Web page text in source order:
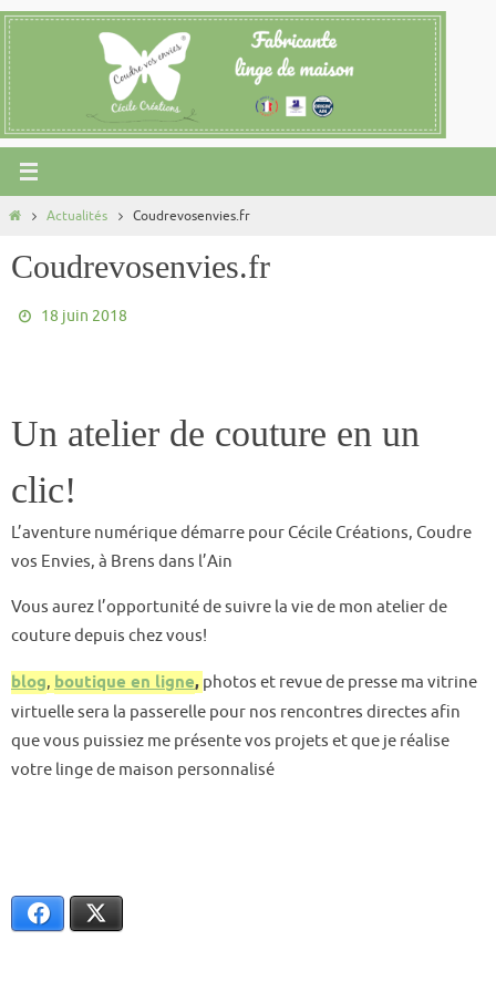
Passer
vers
le
contenu
HomeActualités Coudrevosenvies.fr
Coudrevosenvies.fr
18 juin 2018
Un atelier de couture en un
clic!
L’aventure numérique démarre pour Cécile Créations, Coudre
vos Envies, à Brens dans l’Ain
Vous aurez l’opportunité de suivre la vie de mon atelier de
couture depuis chez vous!
blog, boutique en ligne, photos et revue de presse ma vitrine
virtuelle sera la passerelle pour nos rencontres directes afin
que vous puissiez me présente vos projets et que je réalise
votre linge de maison personnalisé
Facebook